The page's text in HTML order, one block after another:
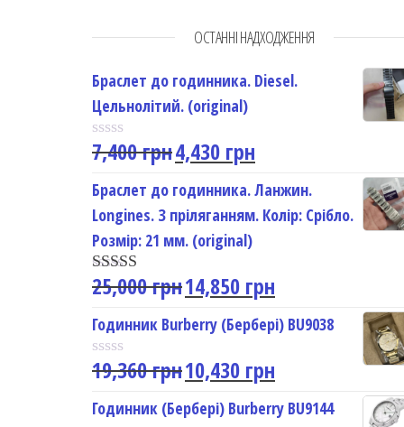
ОСТАННІ НАДХОДЖЕННЯ
Браслет до годинника. Diesel.
Цельнолітий. (original)
R
t
e
d
0
o
u
t
o
5
7,400грн4,430 грн
Браслет до годинника. Ланжин.
Longines. З пріляганням. Колір: Срібло.
Розмір: 21 мм. (original)
Rated5.00
out of 5
25,000грн14,850 грн
Годинник Burberry (Бербері) BU9038
R
t
e
19,360грн10,430 грн
Годинник (Бербері) Burberry BU9144